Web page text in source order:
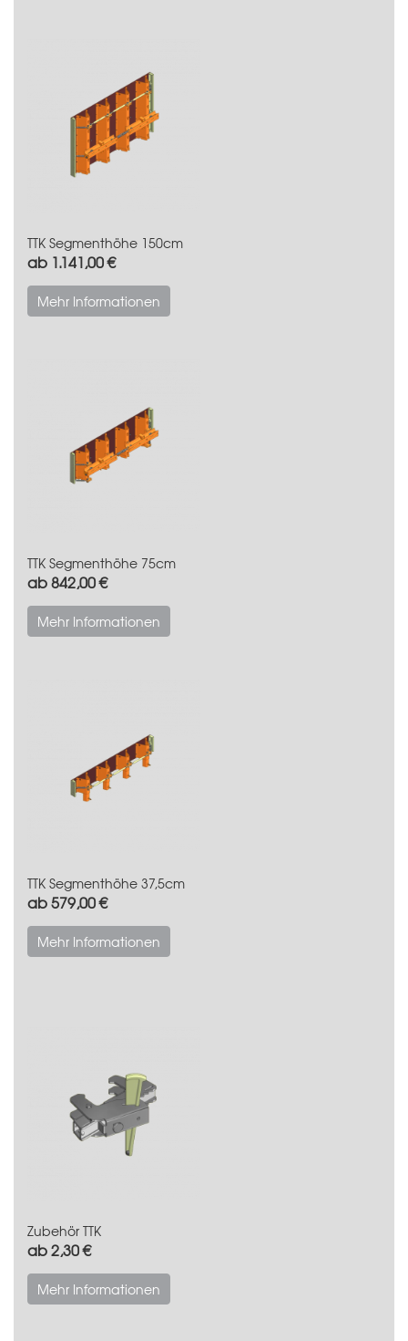
TTK Segmenthöhe 150cm
ab 1.141,00 €
Mehr Informationen
TTK Segmenthöhe 75cm
ab 842,00 €
Mehr Informationen
TTK Segmenthöhe 37,5cm
ab 579,00 €
Mehr Informationen
Zubehör TTK
ab 2,30 €
Mehr Informationen